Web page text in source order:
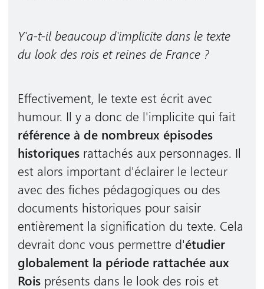
Y'a-t-il beaucoup d'implicite dans le texte
du look des rois et reines de France ?
Effectivement, le texte est écrit avec
humour. Il y a donc de l'implicite qui fait
référence à de nombreux épisodes
historiques rattachés aux personnages. Il
est alors important d'éclairer le lecteur
avec des fiches pédagogiques ou des
documents historiques pour saisir
entièrement la signification du texte. Cela
devrait donc vous permettre d'étudier
globalement la période rattachée aux
Rois présents dans le look des rois et